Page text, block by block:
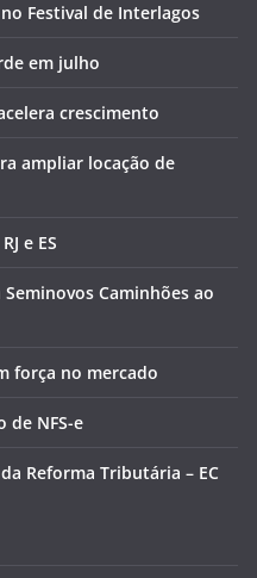
Festival de Interlagos
em julho
crescimento
ampliar locação de
e ES
Caminhões ao
força no mercado
de NFS-e
Reforma Tributária – EC